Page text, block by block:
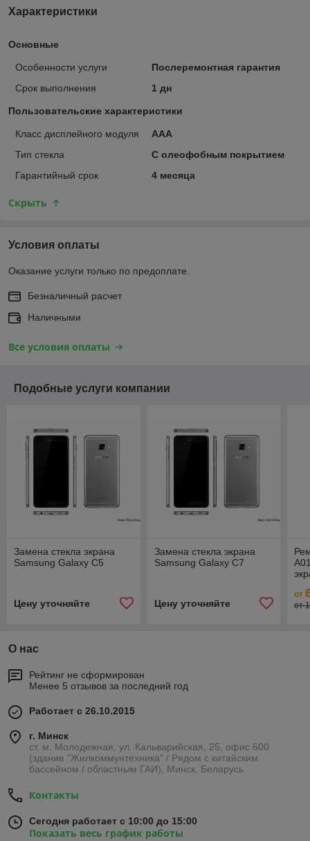
Характеристики
Основные
Особенности услуги
Послеремонтная гарантия
Срок выполнения
1 дн
Пользовательские характеристики
Класс дисплейного модуля
ААА
Тип стекла
С олеофобным покрытием
Гарантийный срок
4 месяца
Скрыть
Условия оплаты
Оказание услуги только по предоплате.
Безналичный расчет
Наличными
Все условия оплаты
Подобные услуги компании
Замена стекла экрана
Samsung Galaxy C5
Цену уточняйте
Замена стекла экрана
Samsung Galaxy C7
Цену уточняйте
от
от
О нас
Рейтинг не сформирован
Менее 5 отзывов за последний год
Работает с 26.10.2015
г. Минск
ст. м. Молодежная, ул. Кальварийская, 25, офис 600
(здание "Жилкоммунтехника" / Рядом с китайским
бассейном / областным ГАИ), Минск, Беларусь
Контакты
Сегодня работает с 10:00 до 15:00
Показать весь график работы